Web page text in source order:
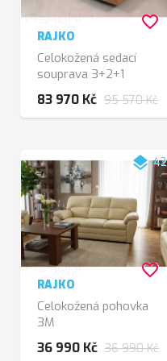
RAJKO
Celokožená sedací
souprava 3+2+1
83 970 Kč 95 570 Kč
favorite_border
layers42
RAJKO
Celokožená pohovka
3M
36 990 Kč 36 990 Kč
favorite_border